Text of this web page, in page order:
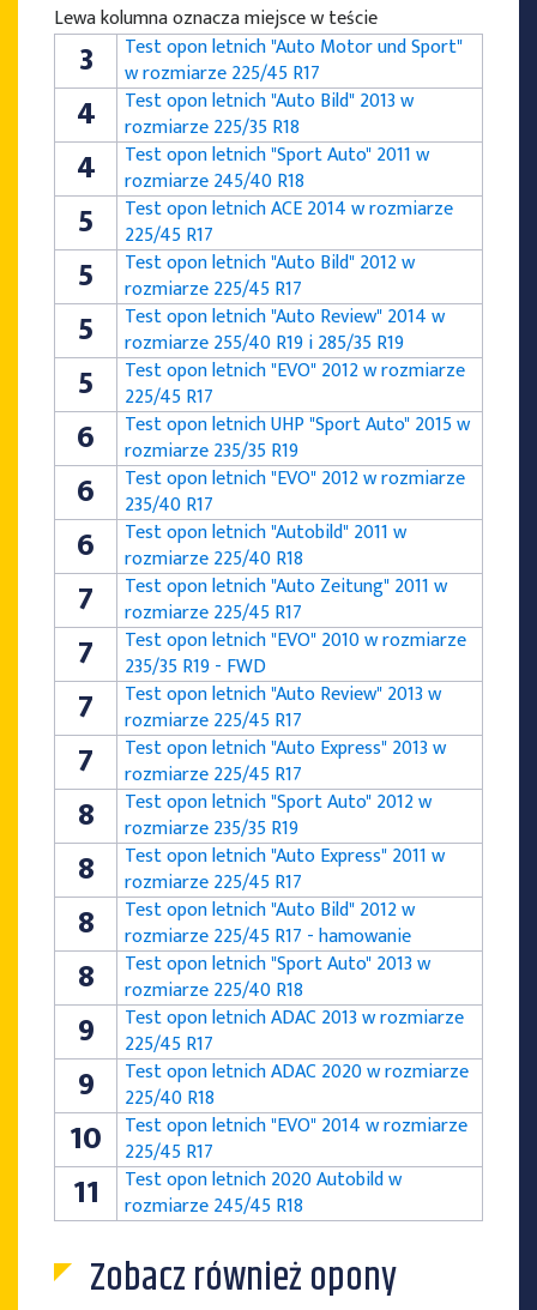
Lewa kolumna oznacza miejsce w teście
3
Test opon letnich "Auto Motor und Sport"
w rozmiarze 225/45 R17
4
Test opon letnich "Auto Bild" 2013 w
rozmiarze 225/35 R18
4
Test opon letnich "Sport Auto" 2011 w
rozmiarze 245/40 R18
5
Test opon letnich ACE 2014 w rozmiarze
225/45 R17
5
Test opon letnich "Auto Bild" 2012 w
rozmiarze 225/45 R17
5
Test opon letnich "Auto Review" 2014 w
rozmiarze 255/40 R19 i 285/35 R19
5
Test opon letnich "EVO" 2012 w rozmiarze
225/45 R17
6
Test opon letnich UHP "Sport Auto" 2015 w
rozmiarze 235/35 R19
6
Test opon letnich "EVO" 2012 w rozmiarze
235/40 R17
6
Test opon letnich "Autobild" 2011 w
rozmiarze 225/40 R18
7
Test opon letnich "Auto Zeitung" 2011 w
rozmiarze 225/45 R17
7
Test opon letnich "EVO" 2010 w rozmiarze
235/35 R19 - FWD
7
Test opon letnich "Auto Review" 2013 w
rozmiarze 225/45 R17
7
Test opon letnich "Auto Express" 2013 w
rozmiarze 225/45 R17
8
Test opon letnich "Sport Auto" 2012 w
rozmiarze 235/35 R19
8
Test opon letnich "Auto Express" 2011 w
rozmiarze 225/45 R17
8
Test opon letnich "Auto Bild" 2012 w
rozmiarze 225/45 R17 - hamowanie
8
Test opon letnich "Sport Auto" 2013 w
rozmiarze 225/40 R18
9
Test opon letnich ADAC 2013 w rozmiarze
225/45 R17
9
Test opon letnich ADAC 2020 w rozmiarze
225/40 R18
10
Test opon letnich "EVO" 2014 w rozmiarze
225/45 R17
11
Test opon letnich 2020 Autobild w
rozmiarze 245/45 R18
Zobacz również opony